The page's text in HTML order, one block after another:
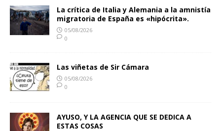
La crítica de Italia y Alemania a la amnistía
migratoria de España es «hipócrita».
05/08/2026
0
Las viñetas de Sir Cámara
05/08/2026
0
AYUSO, Y LA AGENCIA QUE SE DEDICA A
ESTAS COSAS